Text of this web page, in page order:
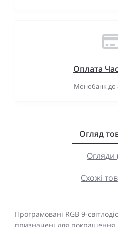
Оплата
Монобанк до
Огляд
Огляди
Схожі
Програмовані RGB 9-